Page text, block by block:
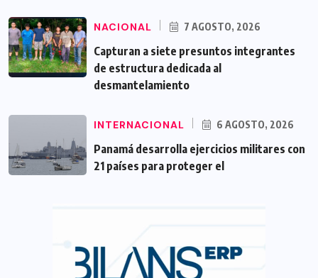
NACIONAL 7 AGOSTO, 2026
Capturan a siete presuntos integrantes
de estructura dedicada al
desmantelamiento
INTERNACIONAL 6 AGOSTO, 2026
Panamá desarrolla ejercicios militares con
21 países para proteger el